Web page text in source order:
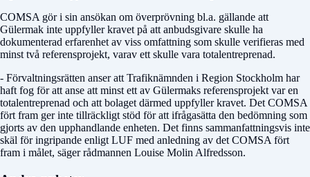
COMSA gör i sin ansökan om överprövning bl.a. gällande att
Gülermak inte uppfyller kravet på att anbudsgivare skulle ha
dokumenterad erfarenhet av viss omfattning som skulle verifieras med
minst två referensprojekt, varav ett skulle vara totalentreprenad.
- Förvaltningsrätten anser att Trafiknämnden i Region Stockholm har
haft fog för att anse att minst ett av Gülermaks referensprojekt var en
totalentreprenad och att bolaget därmed uppfyller kravet. Det COMSA
fört fram ger inte tillräckligt stöd för att ifrågasätta den bedömning som
gjorts av den upphandlande enheten. Det finns sammanfattningsvis inte
skäl för ingripande enligt LUF med anledning av det COMSA fört
fram i målet, säger rådmannen Louise Molin Alfredsson.